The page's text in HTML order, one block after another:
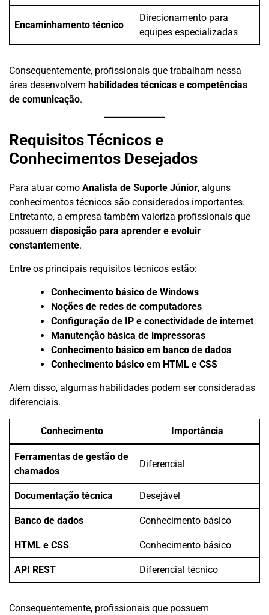
Encaminhamento técnico
Direcionamento para
equipes especializadas
Consequentemente, profissionais que trabalham nessa
área desenvolvem habilidades técnicas e competências
de comunicação.
Requisitos Técnicos e
Conhecimentos Desejados
Para atuar como Analista de Suporte Júnior, alguns
conhecimentos técnicos são considerados importantes.
Entretanto, a empresa também valoriza profissionais que
possuem disposição para aprender e evoluir
constantemente.
Entre os principais requisitos técnicos estão:
Conhecimento básico de Windows
Noções de redes de computadores
Configuração de IP e conectividade de internet
Manutenção básica de impressoras
Conhecimento básico em banco de dados
Conhecimento básico em HTML e CSS
Além disso, algumas habilidades podem ser consideradas
diferenciais.
Conhecimento Importância
Ferramentas de gestão de
chamados
Diferencial
Documentação técnica Desejável
Banco de dados Conhecimento básico
HTML e CSS Conhecimento básico
API REST Diferencial técnico
Consequentemente, profissionais que possuem